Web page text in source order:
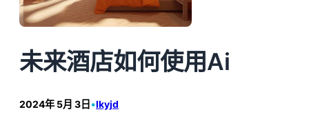
未来酒店如何使用Ai
2024年 5月 3日 •lkyjd